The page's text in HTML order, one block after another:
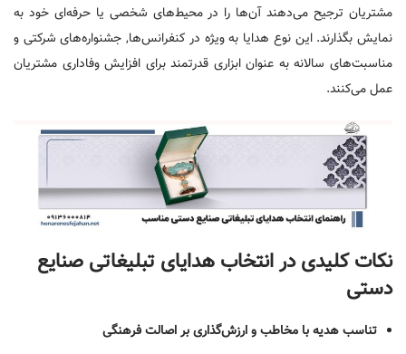
مشتریان ترجیح می‌دهند آن‌ها را در محیط‌های شخصی یا حرفه‌ای خود به
نمایش بگذارند. این نوع هدایا به ویژه در کنفرانس‌ها, جشنواره‌های شرکتی و
مناسبت‌های سالانه به عنوان ابزاری قدرتمند برای افزایش وفاداری مشتریان
عمل می‌کنند.
نکات کلیدی در انتخاب هدایای تبلیغاتی صنایع
دستی
تناسب هدیه با مخاطب و ارزش‌گذاری بر اصالت فرهنگی